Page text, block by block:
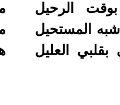
الرحيل
المستحيل
العليل